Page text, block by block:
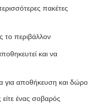
πακέτες
το περιβάλλον
και να
για αποθήκευση και δώρο
είτε ένας σοβαρός